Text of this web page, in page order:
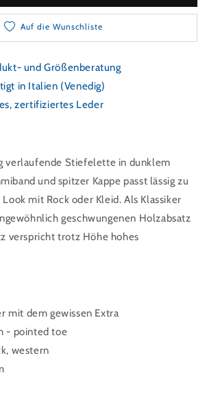
Auf die Wunschliste
und Größenberatung
in Italien (Venedig)
zertifiziertes Leder
verlaufende Stiefelette in dunklem
und spitzer Kappe passt lässig zu
Look mit Rock oder Kleid. Als Klassiker
geschwungenen Holzabsatz
verspricht trotz Höhe hohes
mit dem gewissen Extra
- pointed toe
western